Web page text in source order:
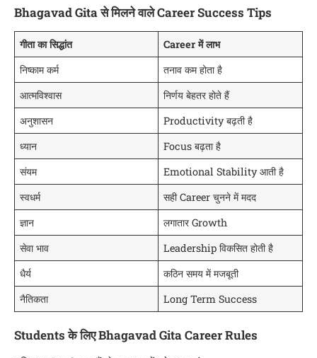
Bhagavad Gita से मिलने वाले Career Success Tips
गीता का सिद्धांत
Career में लाभ
निष्काम कर्म
तनाव कम होता है
आत्मविश्वास
निर्णय बेहतर होते हैं
अनुशासन
Productivity बढ़ती है
ध्यान
Focus बढ़ता है
संयम
Emotional Stability आती है
स्वधर्म
सही Career चुनने में मदद
ज्ञान
लगातार Growth
सेवा भाव
Leadership विकसित होती है
धैर्य
कठिन समय में मजबूती
नैतिकता
Long Term Success
Students के लिए Bhagavad Gita Career Rules